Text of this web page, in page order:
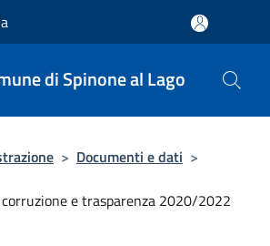
di Spinone al Lago
> Documenti e dati >
e trasparenza 2020/2022